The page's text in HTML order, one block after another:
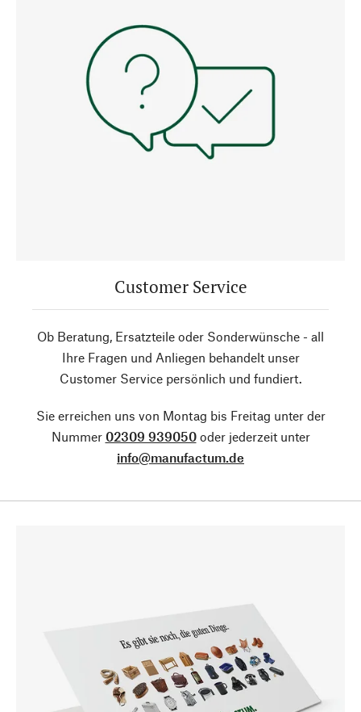
Customer Service
Ob Beratung, Ersatzteile oder Sonderwünsche - all
Ihre Fragen und Anliegen behandelt unser
Customer Service persönlich und fundiert.
Sie erreichen uns von Montag bis Freitag unter der
Nummer 02309 939050oder jederzeit unter
info@manufactum.de